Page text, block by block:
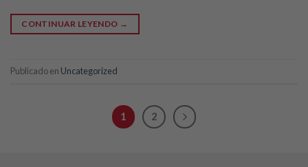
CONTINUAR LEYENDO →
Publicado en Uncategorized
1 2